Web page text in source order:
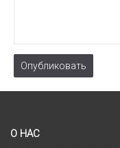
Опубликовать
О НАС